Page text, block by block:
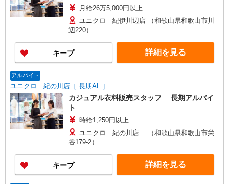
月給26万5,000円以上
ユニクロ 紀伊川辺店 （和歌山県和歌山市川
辺220）
キープ 詳細を見る
アルバイト
ユニクロ 紀の川店［ 長期AL ］
カジュアル衣料販売スタッフ 長期アルバイ
ト
時給1,250円以上
ユニクロ 紀の川店 （和歌山県和歌山市栄
谷179-2）
キープ 詳細を見る